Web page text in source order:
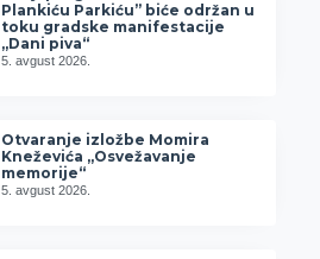
Plankiću Parkiću” biće održan u
toku gradske manifestacije
„Dani piva“
5. avgust 2026.
Otvaranje izložbe Momira
Kneževića „Osvežavanje
memorije“
5. avgust 2026.